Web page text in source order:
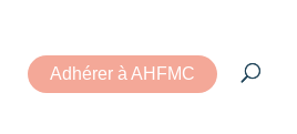
Adhérer à AHFMC